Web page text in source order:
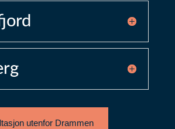
utenfor Drammen